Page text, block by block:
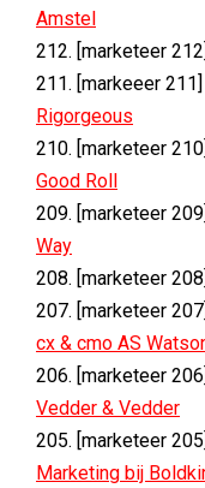
Amstel
212. [marketeer 212]
211. [markeeer 211]
Rigorgeous
210. [marketeer 210]
Good Roll
209. [marketeer 209]
Way
208. [marketeer 208]
207. [marketeer 207]
cx & cmo AS
206. [marketeer 206]
Vedder & Vedder
205. [marketeer 205]
Marketing bij